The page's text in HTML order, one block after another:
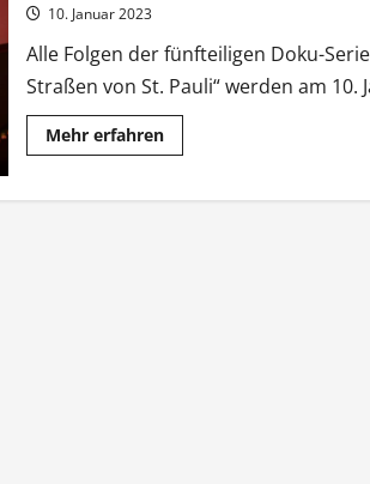
10. Januar 2023
Alle Folgen der fünfteiligen Doku-
Straßen von St. Pauli“ werden am 10.
Mehr erfahrenMehr
Informationen
Fernsehen